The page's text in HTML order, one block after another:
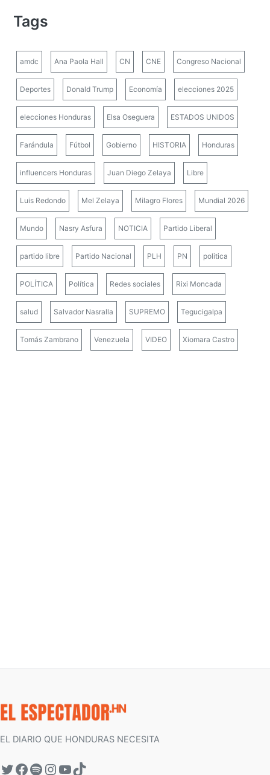
Tags
amdc Ana Paola Hall CN CNE Congreso Nacional
Deportes Donald Trump Economía elecciones 2025
elecciones Honduras Elsa Oseguera ESTADOS UNIDOS
Farándula Fútbol Gobierno HISTORIA Honduras
influencers Honduras Juan Diego Zelaya Libre
Luis Redondo Mel Zelaya Milagro Flores Mundial 2026
Mundo Nasry Asfura NOTICIA Partido Liberal
partido libre Partido Nacional PLH PN politica
POLÍTICA Política Redes sociales Rixi Moncada
salud Salvador Nasralla SUPREMO Tegucigalpa
Tomás Zambrano Venezuela VIDEO Xiomara Castro
EL DIARIO QUE HONDURAS NECESITA